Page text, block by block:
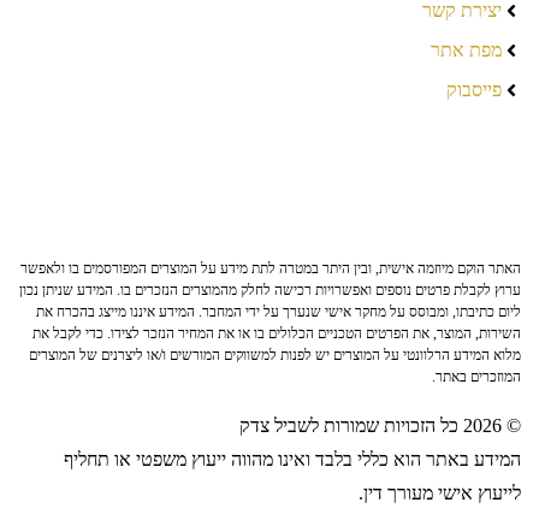
יצירת קשר
מפת אתר
פייסבוק
האתר הוקם מיוזמה אישית, ובין היתר במטרה לתת מידע על המוצרים המפורסמים בו ולאפשר
ערוץ לקבלת פרטים נוספים ואפשרויות רכישה לחלק מהמוצרים הנזכרים בו. המידע שניתן נכון
ליום כתיבתו, ומבוסס על מחקר אישי שנערך על ידי המחבר. המידע איננו מייצג בהכרח את
השירות, המוצר, את הפרטים הטכניים הכלולים בו או את המחיר הנזכר לצידו. כדי לקבל את
מלוא המידע הרלוונטי על המוצרים יש לפנות למשווקים המורשים ו/או ליצרנים של המוצרים
המוזכרים באתר.
© 2026 כל הזכויות שמורות לשביל צדק
המידע באתר הוא כללי בלבד ואינו מהווה ייעוץ משפטי או תחליף
לייעוץ אישי מעורך דין.